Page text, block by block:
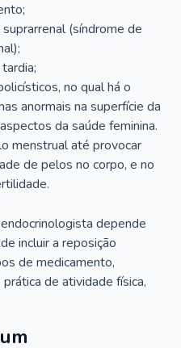
(síndrome de
no qual há o
anormais na superfície da
da saúde feminina.
menstrual até provocar
de pelos no corpo, e no
depende
incluir a reposição
de medicamento,
de atividade física,